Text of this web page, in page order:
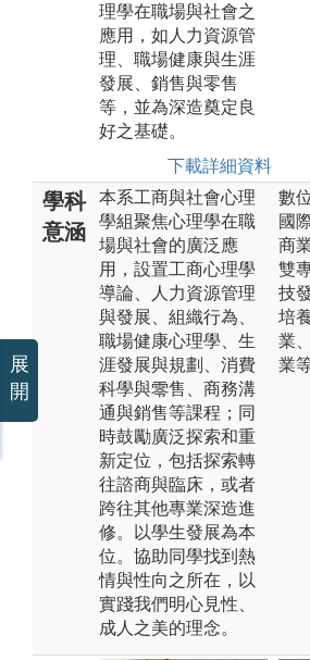
理學在職場與社會之
應用，如人力資源管
理、職場健康與生涯
發展、銷售與零售
等，並為深造奠定良
好之基礎。
下載詳細資料
學科
意涵
本系工商與社會心理
學組聚焦心理學在職
場與社會的廣泛應
用，設置工商心理學
導論、人力資源管理
與發展、組織行為、
職場健康心理學、生
涯發展與規劃、消費
科學與零售、商務溝
通與銷售等課程；同
時鼓勵廣泛探索和重
新定位，包括探索轉
往諮商與臨床，或者
跨往其他專業深造進
修。以學生發展為本
位。協助同學找到熱
情與性向之所在，以
實踐我們明心見性、
成人之美的理念。
數
國
商
雙
技
培
業
業
展
開